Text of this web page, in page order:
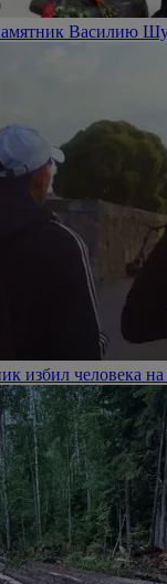
Василию
избил человека на